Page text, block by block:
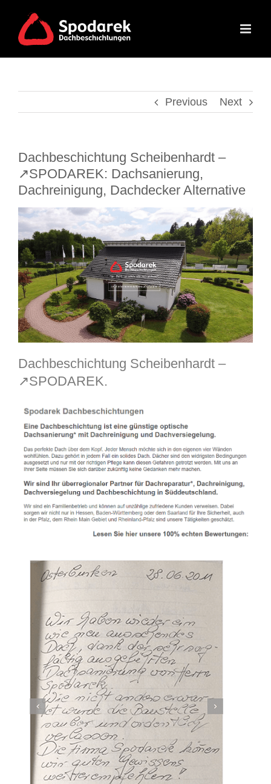
content
Previous Next
Dachbeschichtung Scheibenhardt –
↗️SPODAREK: Dachsanierung,
Dachreinigung, Dachdecker Alternative
Dachbeschichtung Scheibenhardt –
↗️SPODAREK.